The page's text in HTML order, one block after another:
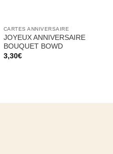
CARTES ANNIVERSAIRE
JOYEUX ANNIVERSAIRE
BOUQUET BOWD
3,30€